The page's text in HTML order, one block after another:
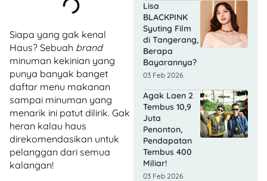
Siapa yang gak kenal
Haus? Sebuah brand
minuman kekinian yang
punya banyak banget
daftar menu makanan
sampai minuman yang
menarik ini patut dilirik. Gak
heran kalau haus
direkomendasikan untuk
pelanggan dari semua
kalangan!
Lisa
BLACKPINK
Syuting Film
di Tangerang,
Berapa
Bayarannya?
03 Feb 2026
Agak Laen 2
Tembus 10,9
Juta
Penonton,
Pendapatan
Tembus 400
Miliar!
03 Feb 2026